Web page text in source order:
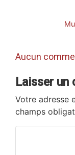
Aucun
Laisser un
Votre adresse
champs